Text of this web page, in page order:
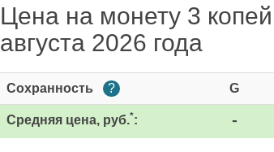
Цена на монету 3
августа 2026 года
Сохранность ? G
Средняя цена, руб.*: -